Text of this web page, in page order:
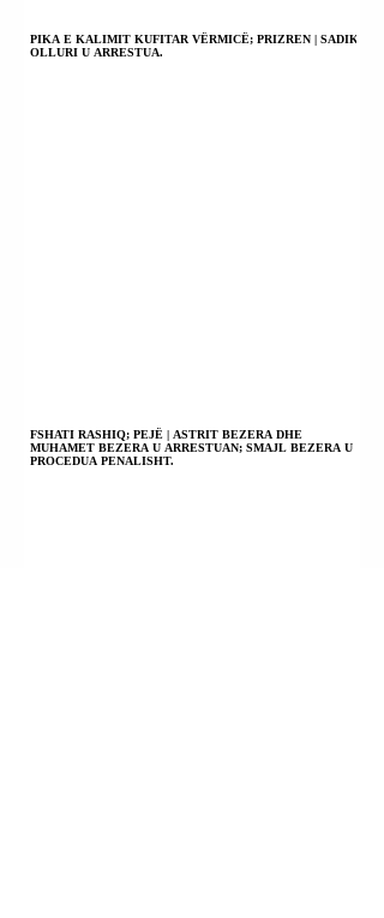
PIKA E KALIMIT KUFITAR VËRMICË; PRIZREN | SADIK
OLLURI U ARRESTUA.
FSHATI RASHIQ; PEJË | ASTRIT BEZERA DHE
MUHAMET BEZERA U ARRESTUAN; SMAJL BEZERA U
PROCEDUA PENALISHT.